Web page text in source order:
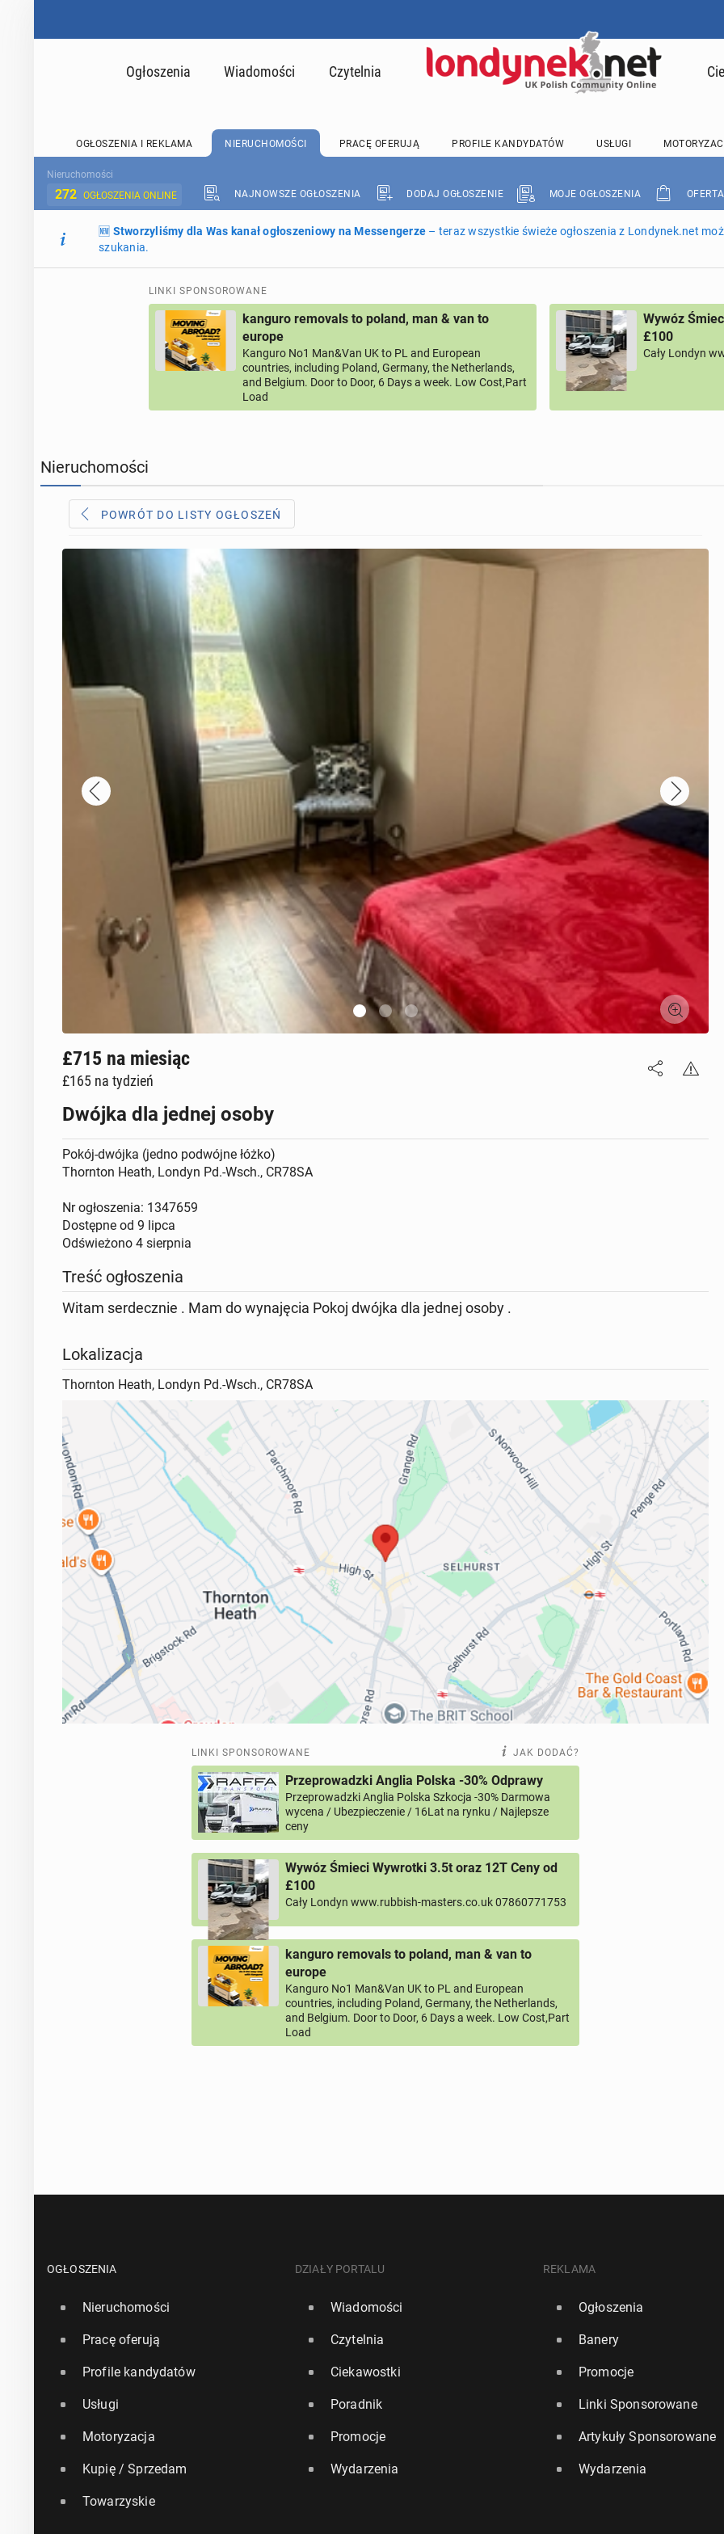
Ogłoszenia Wiadomości Czytelnia
OGŁOSZENIA I REKLAMA NIERUCHOMOŚCI PRACĘ OFERUJĄ PROFILE KANDYDATÓW USŁUGI
Nieruchomości
272 OGŁOSZENIA ONLINE NAJNOWSZE OGŁOSZENIA DODAJ OGŁOSZENIE MOJE OGŁOSZENIA
🆕 Stworzyliśmy dla Was kanał ogłoszeniowy na Messengerze – teraz wszystkie świeże ogłoszenia z Londynek.net
szukania.
LINKI SPONSOROWANE
kanguro removals to poland, man & van to
europe
Kanguro No1 Man&Van UK to PL and European
countries, including Poland, Germany, the Netherlands,
and Belgium. Door to Door, 6 Days a week. Low Cost,Part
Load
Wywóz
£100
Cały Londyn
Nieruchomości
POWRÓT DO LISTY OGŁOSZEŃ
£715 na miesiąc
£165 na tydzień
Dwójka dla jednej osoby
Pokój-dwójka (jedno podwójne łóżko)
Thornton Heath, Londyn Pd.-Wsch., CR78SA
Nr ogłoszenia: 1347659
Dostępne od 9 lipca
Odświeżono4 sierpnia
Treść ogłoszenia
Witam serdecznie . Mam do wynajęcia Pokoj dwójka dla jednej osoby .
Lokalizacja
Thornton Heath, Londyn Pd.-Wsch., CR78SA
LINKI SPONSOROWANE JAK DODAĆ?
Przeprowadzki Anglia Polska -30% Odprawy
Przeprowadzki Anglia Polska Szkocja -30% Darmowa
wycena / Ubezpieczenie / 16Lat na rynku / Najlepsze
ceny
Wywóz Śmieci Wywrotki 3.5t oraz 12T Ceny od
£100
Cały Londyn www.rubbish-masters.co.uk 07860771753
kanguro removals to poland, man & van to
europe
Kanguro No1 Man&Van UK to PL and European
countries, including Poland, Germany, the Netherlands,
and Belgium. Door to Door, 6 Days a week. Low Cost,Part
Load
OGŁOSZENIA
Nieruchomości
Pracę oferują
Profile kandydatów
Usługi
Motoryzacja
Kupię / Sprzedam
Towarzyskie
DZIAŁY PORTALU
Wiadomości
Czytelnia
Ciekawostki
Poradnik
Promocje
Wydarzenia
REKLAMA
Ogłoszenia
Banery
Promocje
Linki Sponsorowane
Artykuły Sponsorowane
Wydarzenia